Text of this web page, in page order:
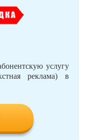
услугу
реклама) в